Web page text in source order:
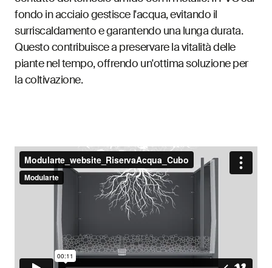
fondo in acciaio gestisce l'acqua, evitando il
surriscaldamento e garantendo una lunga durata.
Questo contribuisce a preservare la vitalità delle
piante nel tempo, offrendo un'ottima soluzione per
la coltivazione.